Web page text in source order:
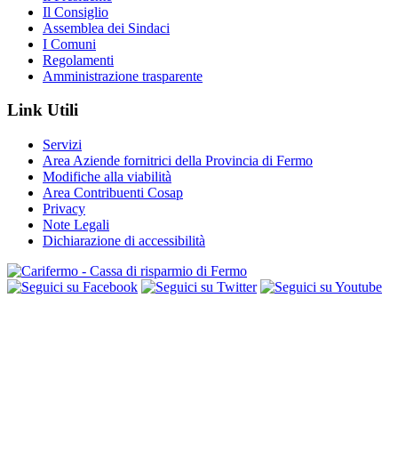
Il Consiglio
Assemblea dei Sindaci
I Comuni
Regolamenti
Amministrazione trasparente
Link Utili
Servizi
Area Aziende fornitrici della Provincia di Fermo
Modifiche alla viabilità
Area Contribuenti Cosap
Privacy
Note Legali
Dichiarazione di accessibilità